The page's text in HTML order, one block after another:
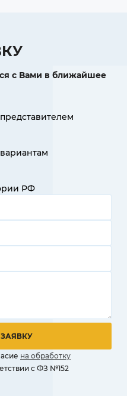
с Вами в ближайшее
РФ
на обработку
с ФЗ №152